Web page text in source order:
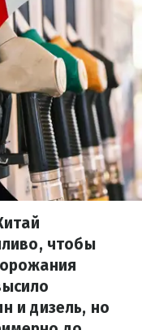
чтобы
и дизель, но